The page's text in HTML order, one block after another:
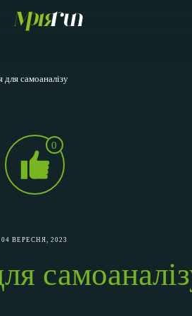
0
04 ВЕРЕСНЯ, 2023
для самоаналізу